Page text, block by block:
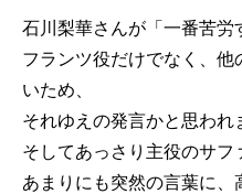
石川梨華さんが「一番苦労
フランツ役だけでなく、
いため、
それゆえの発言かと思われ
そしてあっさり主役のサフ
あまりにも突然の言葉に、